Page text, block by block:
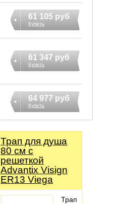
61 105 руб
Купить
61 347 руб
Купить
64 977 руб
Купить
Трап для душа
80 см с
решеткой
Advantix Visign
ER13 Viega
Трап